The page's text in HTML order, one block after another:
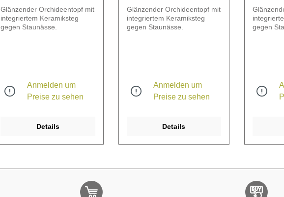
Glänzender Orchideentopf mit
integriertem Keramiksteg
gegen Staunässe.
Anmelden um
Preise zu sehen
Details
Glänzender Orchideentopf mit
integriertem Keramiksteg
gegen Staunässe.
Anmelden um
Preise zu sehen
Details
gegen